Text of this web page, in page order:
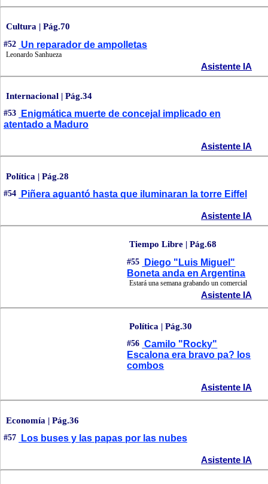
Cultura | Pág.70
#52 Un reparador de ampolletas
Leonardo Sanhueza
Asistente IA
Internacional | Pág.34
#53
Enigmática muerte de concejal implicado en
atentado a Maduro
Asistente IA
Política | Pág.28
#54 Piñera aguantó hasta que iluminaran la torre Eiffel
Asistente IA
Tiempo Libre | Pág.68
#55
Diego "Luis Miguel"
Boneta anda en Argentina
Estará una semana grabando un comercial
Asistente IA
Política | Pág.30
#56 Camilo "Rocky"
Escalona era bravo pa? los
combos
Asistente IA
Economía | Pág.36
#57 Los buses y las papas por las nubes
Asistente IA